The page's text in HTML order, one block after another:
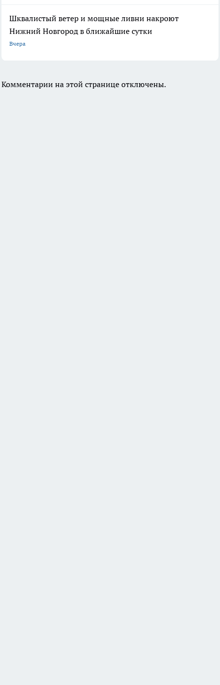
Шквалистый ветер и мощные ливни накроют
Нижний Новгород в ближайшие сутки
Вчера
Комментарии на этой странице отключены.